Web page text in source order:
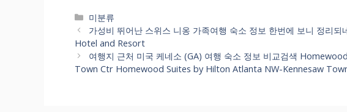
카
테
고
리
미분류
가성비 뛰어난 스위스 니옹 가족여행 숙소 정보 한번에 보니 정리되
Hotel and Resort
여행지 근처 미국 케네소 (GA) 여행 숙소 정보 비교검색
Town Ctr Homewood Suites by Hilton Atlanta NW-Kennesaw